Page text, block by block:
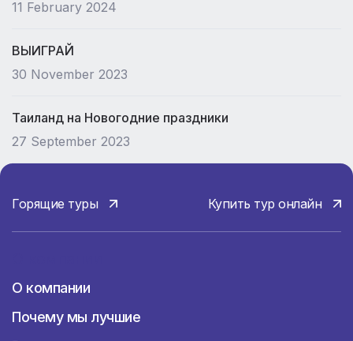
11 February 2024
ВЫИГРАЙ
30 November 2023
Таиланд на Новогодние праздники
27 September 2023
Горящие туры Купить тур онлайн
О компании
Почему мы лучшие